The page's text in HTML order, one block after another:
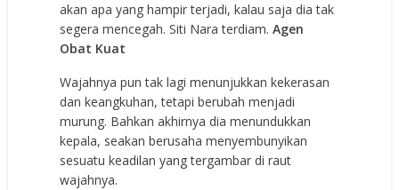
akan apa yang hampir terjadi, kalau saja dia tak
segera mencegah. Siti Nara terdiam.Agen
Obat Kuat
Wajahnya pun tak lagi menunjukkan kekerasan
dan keangkuhan, tetapi berubah menjadi
murung. Bahkan akhirnya dia menundukkan
kepala, seakan berusaha menyembunyikan
sesuatu keadilan yang tergambar di raut
wajahnya.